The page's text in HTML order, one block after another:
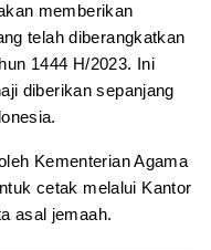
memberikan
telah diberangkatkan
1444 H/2023. Ini
diberikan sepanjang
Kementerian Agama
cetak melalui Kantor
asal jemaah.